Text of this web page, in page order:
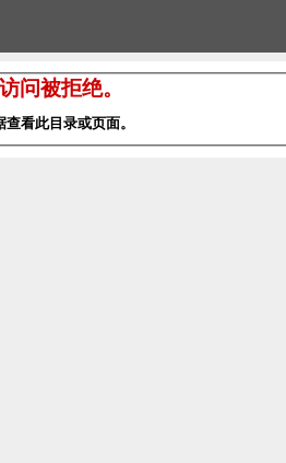
问被拒绝。
看此目录或页面。